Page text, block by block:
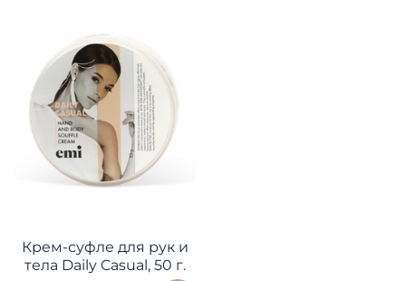
Крем-суфле для рук и
тела Daily Casual, 50 г.